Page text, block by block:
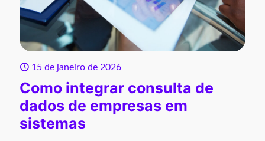
15 de janeiro de 2026
Como integrar consulta de
dados de empresas em
sistemas